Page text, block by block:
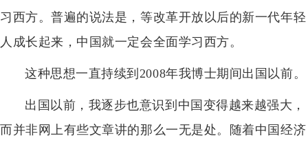
习西方。普遍的说法是，等改革开放以后的新一代年轻
人成长起来，中国就一定会全面学习西方。
这种思想一直持续到2008年我博士期间出国以前。
出国以前，我逐步也意识到中国变得越来越强大，
而并非网上有些文章讲的那么一无是处。随着中国经济